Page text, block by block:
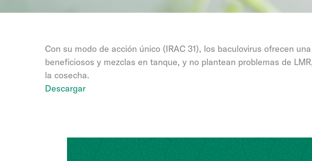
Con su modo de acción único (IRAC 31), los baculovirus ofrecen
beneficiosos y mezclas en tanque, y no plantean problemas de
la cosecha.
Descargar